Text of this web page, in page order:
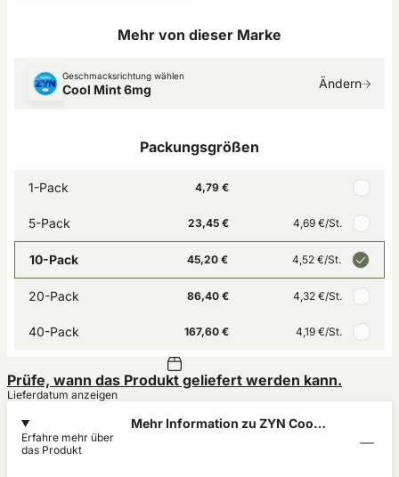
Mehr von dieser Marke
Geschmacksrichtung wählen
Cool Mint 6mg Ändern
Packungsgrößen
1-Pack 4,79 €
5-Pack 23,45 € 4,69 €/St.
10-Pack 45,20 € 4,52 €/St.
20-Pack 86,40 € 4,32 €/St.
40-Pack 167,60 € 4,19 €/St.
Prüfe, wann das Produkt geliefert werden kann.
Lieferdatum anzeigen
Mehr Information zu ZYN Cool
Erfahre mehr über
das Produkt